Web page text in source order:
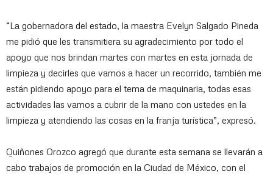
“La gobernadora del estado, la maestra Evelyn Salgado Pineda
me pidió que les transmitiera su agradecimiento por todo el
apoyo que nos brindan martes con martes en esta jornada de
limpieza y decirles que vamos a hacer un recorrido, también me
están pidiendo apoyo para el tema de maquinaria, todas esas
actividades las vamos a cubrir de la mano con ustedes en la
limpieza y atendiendo las cosas en la franja turística”, expresó.
Quiñones Orozco agregó que durante esta semana se llevarán a
cabo trabajos de promoción en la Ciudad de México, con el